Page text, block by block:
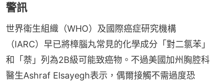
警訊
世界衛生組織（WHO）及國際癌症研究機構
（IARC）早已將樟腦丸常見的化學成分「對二氯苯」
和「萘」列為2B級可能致癌物。不過美國加州胸腔科
醫生Ashraf Elsayegh表示，偶爾接觸不需過度恐